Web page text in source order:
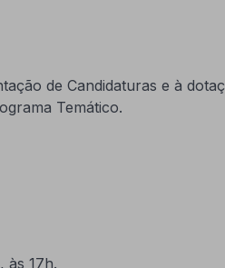
de Candidaturas e à
Temático.
às 17h.